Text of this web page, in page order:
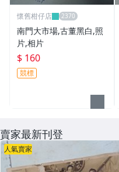
懷舊柑仔店
南門大市場,古董黑白,照
片,相片
$ 160
競標
賣家最新刊登
人氣賣家